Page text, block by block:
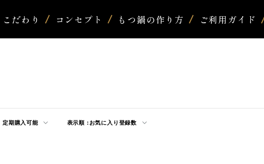
こだわり コンセプト もつ鍋の作り方 ご利用ガイド
定期購入可能 表示順 : お気に入り登録数